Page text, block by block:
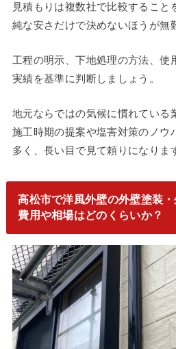
見積もりは複数社で比較すること
純な安さだけで決めないほうが無
工程の明示、下地処理の方法、使
実績を基準に判断しましょう。
地元ならではの気候に慣れている
施工時期の提案や塩害対策のノウ
多く、長い目で見て頼りになりま
高松市で洋風外壁の外壁塗装
費用や相場はどのくらいか？